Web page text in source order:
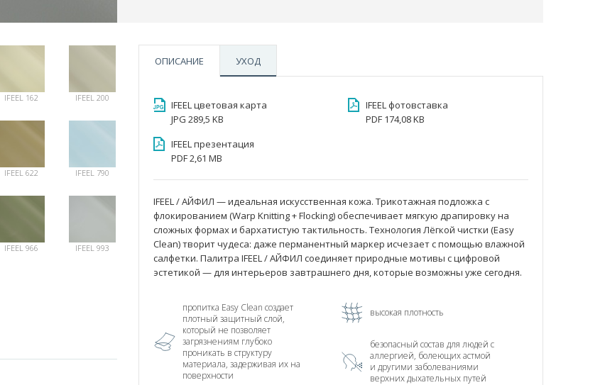
IFEEL 162 IFEEL 200
IFEEL 622 IFEEL 790
IFEEL 966 IFEEL 993
ОПИСАНИЕ УХОД
IFEEL цветовая карта
JPG 289,5 KB
IFEEL фотовставка
PDF 174,08 KB
IFEEL презентация
PDF 2,61 MB
IFEEL / АЙФИЛ — идеальная искусственная кожа. Трикотажная подложка с
флокированием (Warp Knitting + Flocking) обеспечивает мягкую драпировку на
сложных формах и бархатистую тактильность. Технология Лёгкой чистки (Easy
Clean) творит чудеса: даже перманентный маркер исчезает с помощью влажной
салфетки. Палитра IFEEL / АЙФИЛ соединяет природные мотивы с цифровой
эстетикой — для интерьеров завтрашнего дня, которые возможны уже сегодня.
пропитка Easy Clean создает
плотный защитный слой,
который не позволяет
загрязнениям глубоко
проникать в структуру
материала, задерживая их на
поверхности
высокая плотность
безопасный состав для людей с
аллергией, болеющих астмой
и другими заболеваниями
верхних дыхательных путей